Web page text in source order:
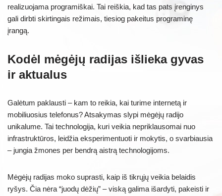
realizuojama programiškai. Tai reiškia, kad tas pats įrenginys
gali dirbti skirtingais režimais, tiesiog pakeitus programinę
įrangą.
Kodėl mėgėjų radijas išlieka gyvas
ir aktualus
Galėtum paklausti – kam to reikia, kai turime internetą ir
mobiliuosius telefonus? Atsakymas slypi mėgėjų radijo
unikalume. Tai technologija, kuri veikia nepriklausomai nuo
infrastruktūros, leidžia eksperimentuoti ir mokytis, o svarbiausia
– jungia žmones per bendrą aistrą technologijoms.
Mėgėjų radijas moko suprasti, kaip iš tikrųjų veikia belaidis
ryšys. Čia nėra “juodų dėžių” – viską galima išardyti, pakeisti ir